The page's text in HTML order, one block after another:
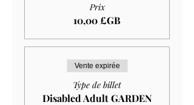
Prix
10,00 £GB
Vente expirée
Type de billet
Disabled Adult GARDEN